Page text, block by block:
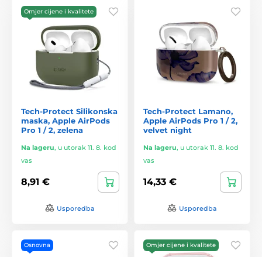
Omjer cijene i kvalitete
Tech-Protect Silikonska
maska, Apple AirPods
Pro 1 / 2, zelena
Na lageru, u utorak 11. 8. kod
vas
8,91 €
Usporedba
Tech-Protect Lamano,
Apple AirPods Pro 1 / 2,
velvet night
Na lageru, u utorak 11. 8. kod
vas
14,33 €
Usporedba
Osnovna Omjer cijene i kvalitete